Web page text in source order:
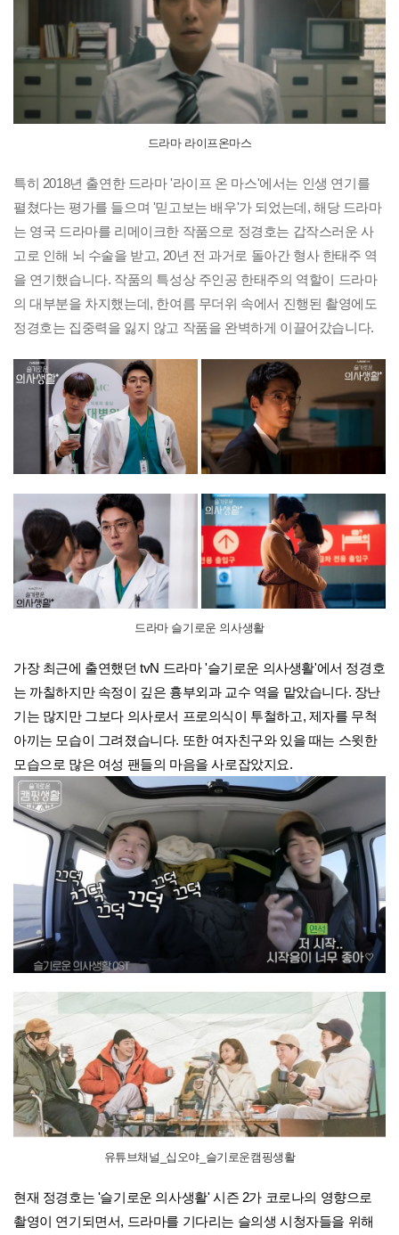
드라마 라이프온마스
특히 2018년 출연한 드라마 '라이프 온 마스'에서는 인생 연기를
펼쳤다는 평가를 들으며 '믿고보는 배우'가 되었는데, 해당 드라마
는 영국 드라마를 리메이크한 작품으로 정경호는 갑작스러운 사
고로 인해 뇌 수술을 받고, 20년 전 과거로 돌아간 형사 한태주 역
을 연기했습니다. 작품의 특성상 주인공 한태주의 역할이 드라마
의 대부분을 차지했는데, 한여름 무더위 속에서 진행된 촬영에도
정경호는 집중력을 잃지 않고 작품을 완벽하게 이끌어갔습니다.
드라마 슬기로운 의사생활
가장 최근에 출연했던 tvN 드라마 '슬기로운 의사생활'에서 정경호
는 까칠하지만 속정이 깊은 흉부외과 교수 역을 맡았습니다. 장난
기는 많지만 그보다 의사로서 프로의식이 투철하고, 제자를 무척
아끼는 모습이 그려졌습니다. 또한 여자친구와 있을 때는 스윗한
모습으로 많은 여성 팬들의 마음을 사로잡았지요.
유튜브채널_십오야_슬기로운캠핑생활
현재 정경호는 '슬기로운 의사생활' 시즌 2가 코로나의 영향으로
촬영이 연기되면서, 드라마를 기다리는 슬의생 시청자들을 위해